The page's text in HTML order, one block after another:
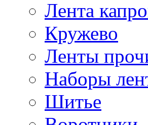
Лента
Кружево
Ленты
Наборы
Шитье